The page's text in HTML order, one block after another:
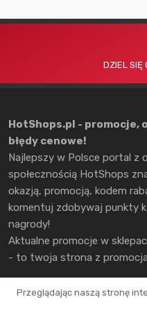
DZIEL SIĘ
HotShops.pl - promocje,
błędy cenowe!
Najlepszy w Polsce portal z
społecznością HotShops
okazją, promocją, kodem
komentuj zdobywaj punkty
nagrody!
Aktualne promocje w
- to twoja strona z
Copyright © 2026
Jako partnerzy możemy
Przeglądając naszą stronę